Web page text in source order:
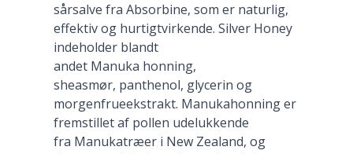
sårsalve fra Absorbine, som er naturlig,
effektiv og hurtigtvirkende. Silver Honey
indeholder blandt
andet Manuka honning,
sheasmør, panthenol, glycerin og
morgenfrueekstrakt. Manukahonning er
fremstillet af pollen udelukkende
fra Manukatræer i New Zealand, og